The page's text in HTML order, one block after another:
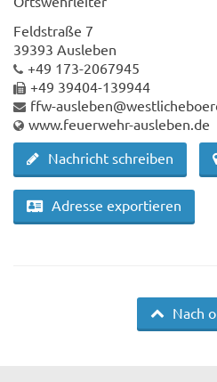
Feldstraße 7
39393 Ausleben
+49 173-2067945
+49 39404-139944
ffw-
www.feuerwehr-ausleben.de
Nachricht schreiben
Adresse exportieren
Nach